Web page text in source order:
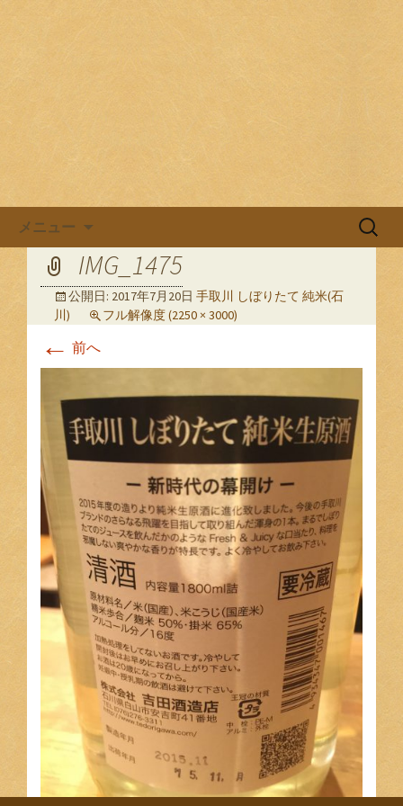
メニュー
検
IMG_1475
公開日: 2017年7月20日 手取川 しぼりたて 純米(石
川)
フル解像度 (2250 × 3000)
← 前へ